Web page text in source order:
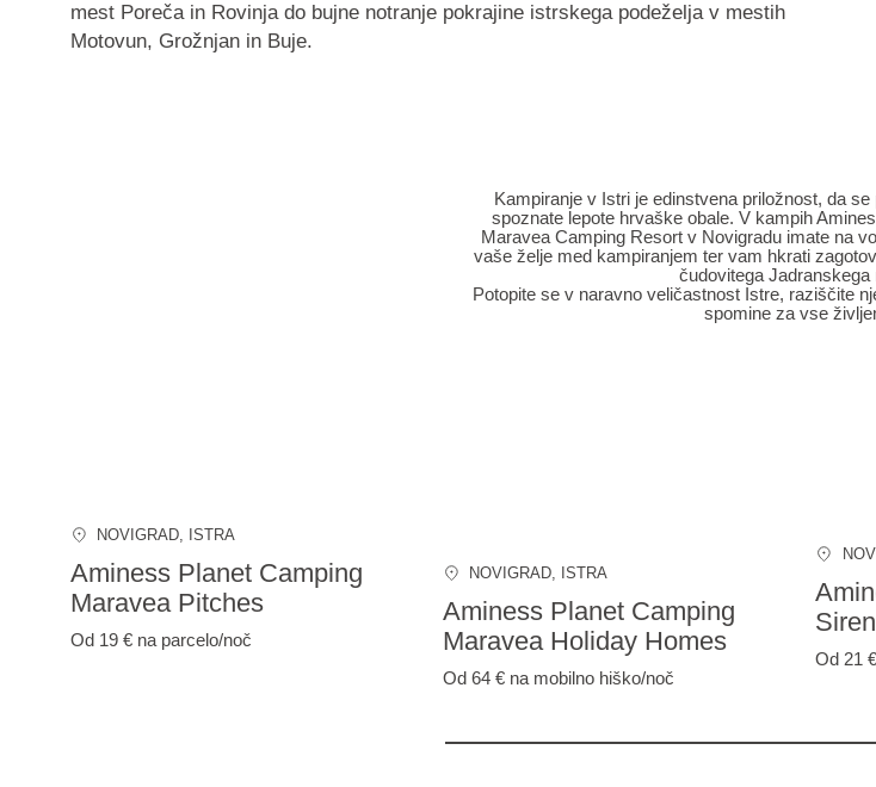
mest Poreča in Rovinja do bujne notranje pokrajine istrskega podeželja v mestih
Motovun, Grožnjan in Buje.
Kampiranje v Istri je edinstvena priložnost, da
spoznate lepote hrvaške obale. V kampih
Maravea Camping Resort v Novigradu imate na
vaše želje med kampiranjem ter vam hkrati
čudovitega Jadranskega
Potopite se v naravno veličastnost Istre, raziščite
spomine za vse
NOVIGRAD , ISTRA
Aminess Planet Camping
Maravea Pitches
Od 19 € na parcelo/noč
NOVIGRAD , ISTRA
Aminess Planet Camping
Maravea Holiday Homes
Od 64 € na mobilno hiško/noč
Od 21 €